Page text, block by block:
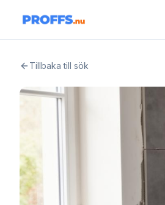
Tillbaka till sök